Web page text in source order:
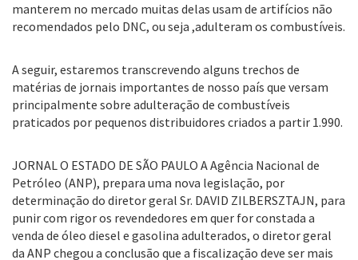
manterem no mercado muitas delas usam de artifícios não
recomendados pelo DNC, ou seja ,adulteram os combustíveis.
A seguir, estaremos transcrevendo alguns trechos de
matérias de jornais importantes de nosso país que versam
principalmente sobre adulteração de combustíveis
praticados por pequenos distribuidores criados a partir 1.990.
JORNAL O ESTADO DE SÃO PAULO A Agência Nacional de
Petróleo (ANP), prepara uma nova legislação, por
determinação do diretor geral Sr. DAVID ZILBERSZTAJN, para
punir com rigor os revendedores em quer for constada a
venda de óleo diesel e gasolina adulterados, o diretor geral
da ANP chegou a conclusão que a fiscalização deve ser mais